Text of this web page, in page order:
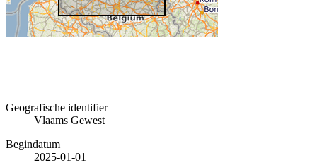
Geografische identifier
Vlaams Gewest
Begindatum
2025-01-01